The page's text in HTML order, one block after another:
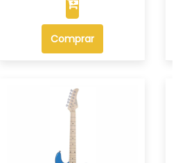
Comprar